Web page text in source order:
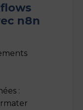
n8n
: